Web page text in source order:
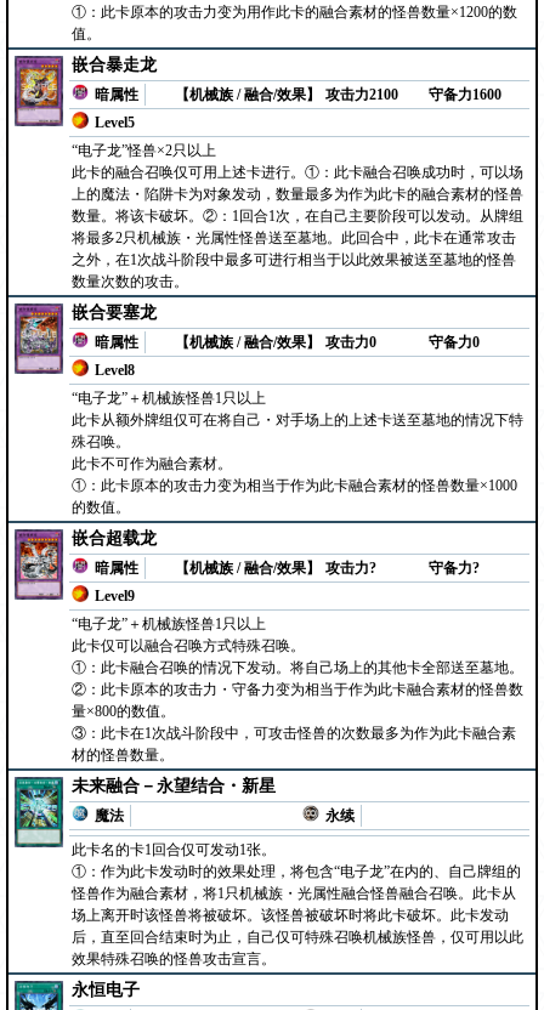
①：此卡原本的攻击力变为用作此卡的融合素材的怪兽数量×1200的数
值。
嵌合暴走龙
暗属性
【机械族 / 融合/效果】
Level5
攻击力2100 守备力1600
“电子龙”怪兽×2只以上
此卡的融合召唤仅可用上述卡进行。①：此卡融合召唤成功时，可以场
上的魔法・陷阱卡为对象发动，数量最多为作为此卡的融合素材的怪兽
数量。将该卡破坏。②：1回合1次，在自己主要阶段可以发动。从牌组
将最多2只机械族・光属性怪兽送至墓地。此回合中，此卡在通常攻击
之外，在1次战斗阶段中最多可进行相当于以此效果被送至墓地的怪兽
数量次数的攻击。
嵌合要塞龙
暗属性
【机械族 / 融合/效果】
Level8
攻击力0 守备力0
“电子龙”＋机械族怪兽1只以上
此卡从额外牌组仅可在将自己・对手场上的上述卡送至墓地的情况下特
殊召唤。
此卡不可作为融合素材。
①：此卡原本的攻击力变为相当于作为此卡融合素材的怪兽数量×1000
的数值。
嵌合超载龙
暗属性
【机械族 / 融合/效果】
Level9
攻击力? 守备力?
“电子龙”＋机械族怪兽1只以上
此卡仅可以融合召唤方式特殊召唤。
①：此卡融合召唤的情况下发动。将自己场上的其他卡全部送至墓地。
②：此卡原本的攻击力・守备力变为相当于作为此卡融合素材的怪兽数
量×800的数值。
③：此卡在1次战斗阶段中，可攻击怪兽的次数最多为作为此卡融合素
材的怪兽数量。
未来融合－永望结合・新星
魔法
永续
此卡名的卡1回合仅可发动1张。
①：作为此卡发动时的效果处理，将包含“电子龙”在内的、自己牌组的
怪兽作为融合素材，将1只机械族・光属性融合怪兽融合召唤。此卡从
场上离开时该怪兽将被破坏。该怪兽被破坏时将此卡破坏。此卡发动
后，直至回合结束时为止，自己仅可特殊召唤机械族怪兽，仅可用以此
效果特殊召唤的怪兽攻击宣言。
永恒电子